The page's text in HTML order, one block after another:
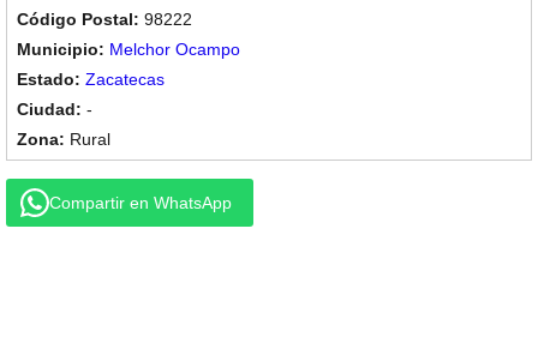
98222
Melchor Ocampo
Zacatecas
-
Rural
Compartir en WhatsApp